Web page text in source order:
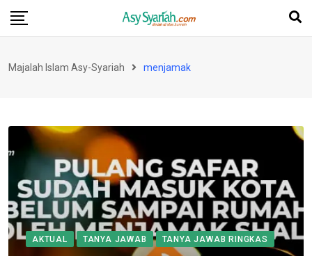
Skip
Majalah Islam Asy-Syariah menjamak
AKTUAL TANYA JAWAB TANYA JAWAB RINGKAS